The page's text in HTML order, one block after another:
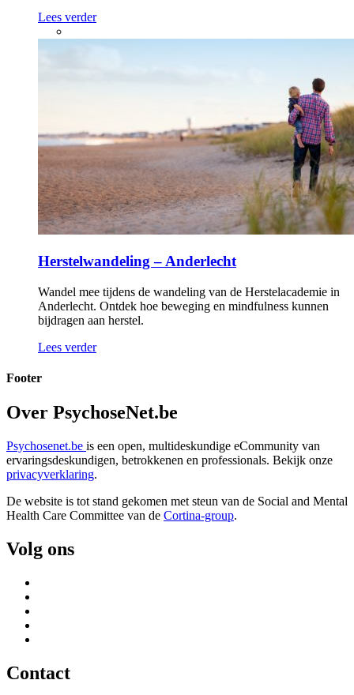
Lees verder
Herstelwandeling – Anderlecht
Wandel mee tijdens de wandeling van de Herstelacademie in
Anderlecht. Ontdek hoe beweging en mindfulness kunnen
bijdragen aan herstel.
Lees verder
Footer
Over PsychoseNet.be
Psychosenet.be is een open, multideskundige eCommunity van
ervaringsdeskundigen, betrokkenen en professionals. Bekijk onze
privacyverklaring.
De website is tot stand gekomen met steun van de Social and Mental
Health Care Committee van de Cortina-group.
Volg ons
Contact